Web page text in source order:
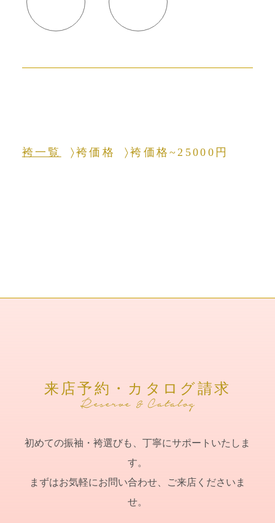
袴一覧 袴価格 袴価格~25000円
来店予約・カタログ請求
初めての振袖・袴選びも、丁寧にサポートいたしま
す。
まずはお気軽にお問い合わせ、ご来店くださいま
せ。